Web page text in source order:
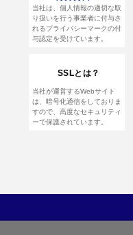
当社は、個人情報の適切な取
り扱いを行う事業者に付与さ
れるプライバシーマークの付
与認定を受けています。
SSLとは？
当社が運営するWebサイト
は、暗号化通信をしておりま
すので、高度なセキュリティ
ーで保護されています。